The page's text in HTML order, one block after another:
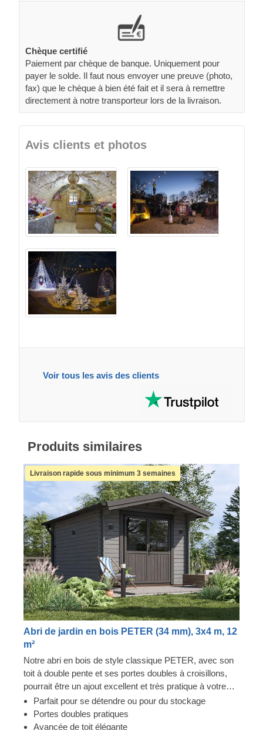
Chèque certifié
Paiement par chèque de banque. Uniquement pour
payer le solde. Il faut nous envoyer une preuve (photo,
fax) que le chèque à bien été fait et il sera à remettre
directement à notre transporteur lors de la livraison.
Avis clients et photos
Voir tous les avis des clients
Produits similaires
Livraison rapide sous minimum 3 semaines
Abri de jardin en bois PETER (34 mm), 3x4 m, 12
m²
Notre abri en bois de style classique PETER, avec son
toit à double pente et ses portes doubles à croisillons,
pourrait être un ajout excellent et très pratique à votre
espace de jardin ! Cette structure multifonctionnelle peut
être aménagée comme un espace de repos, un espace
de stockage, ou une combinaison des deux ! Son design
Parfait pour se détendre ou pour du stockage
Portes doubles pratiques
Avancée de toit élégante